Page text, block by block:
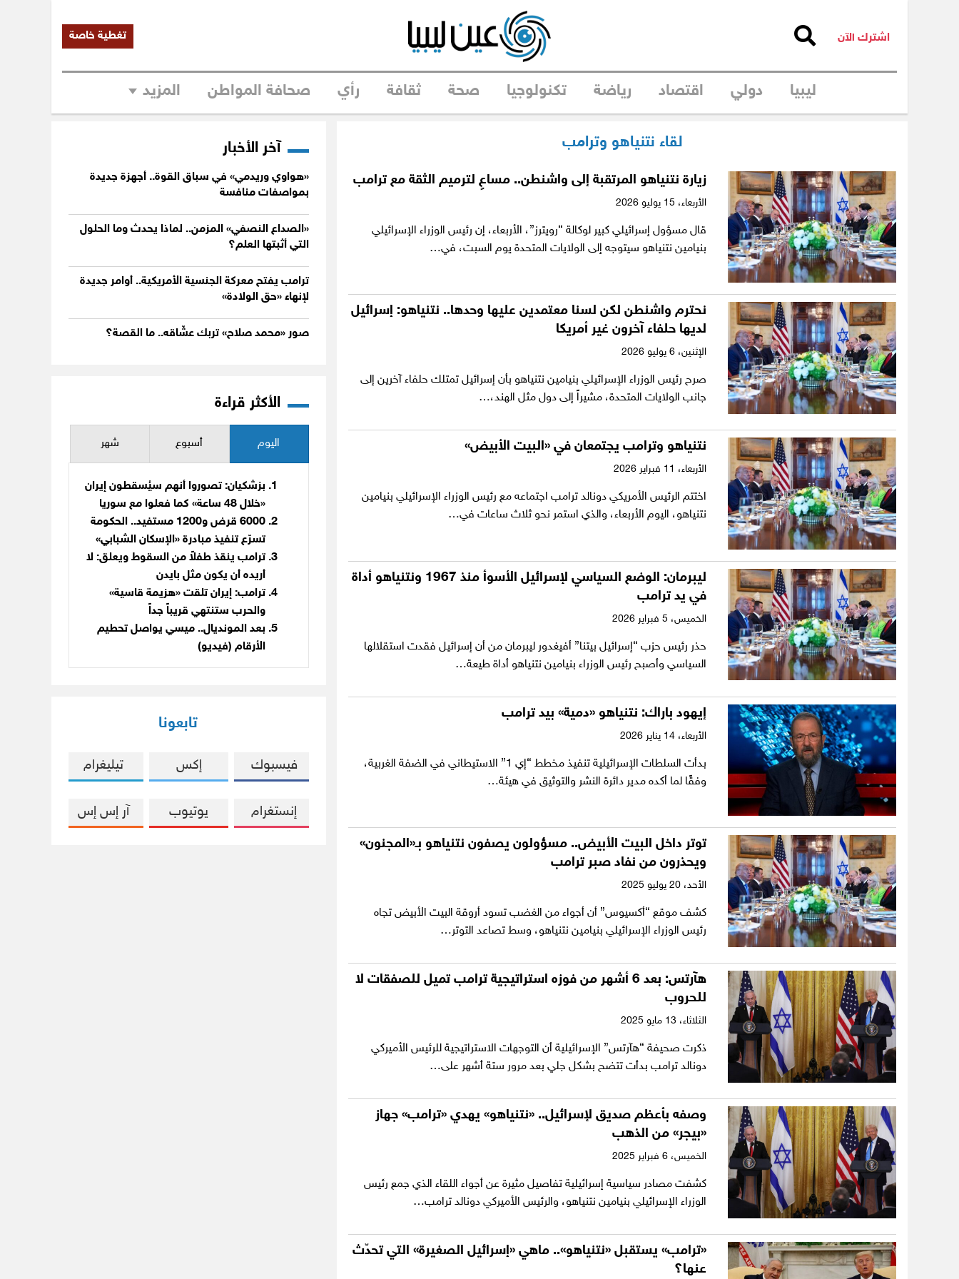
اشترك الآن تغطية خاصة
ليبيا دولي اقتصاد رياضة تكنولوجيا صحة ثقافة رأي صحافة المواطن المزيد
لقاء نتنياهو وترامب
زيارة نتنياهو المرتقبة إلى واشنطن.. مساعٍ لترميم الثقة مع ترامب
الأربعاء،
قال مسؤول إسرائيلي كبير لوكالة “رويترز”، الأربعاء، إن رئيس الوزراء الإسرائيلي
بنيامين نتنياهو سيتوجه إلى الولايات المتحدة يوم السبت، في…
نحترم واشنطن لكن لسنا معتمدين عليها وحدها.. نتنياهو: إسرائيل
لديها حلفاء آخرون غير أمريكا
الإثنين،
صرح رئيس الوزراء الإسرائيلي بنيامين نتنياهو بأن إسرائيل تمتلك حلفاء آخرين إلى
جانب الولايات المتحدة، مشيراً إلى دول مثل الهند،…
نتنياهو وترامب يجتمعان في «البيت الأبيض»
الأربعاء،
اختتم الرئيس الأمريكي دونالد ترامب اجتماعه مع رئيس الوزراء الإسرائيلي بنيامين
نتنياهو، اليوم الأربعاء، والذي استمر نحو ثلاث ساعات في…
ليبرمان: الوضع السياسي لإسرائيل الأسوأ منذ 1967 ونتنياهو أداة
في يد ترامب
الخميس،
حذر رئيس حزب “إسرائيل بيتنا” أفيغدور ليبرمان من أن إسرائيل فقدت استقلالها
السياسي وأصبح رئيس الوزراء بنيامين نتنياهو أداة طيعة…
إيهود باراك: نتنياهو «دمية» بيد ترامب
الأربعاء،
بدأت السلطات الإسرائيلية تنفيذ مخطط “إي 1” الاستيطاني في الضفة الغربية،
وفقًا لما أكده مدير دائرة النشر والتوثيق في هيئة…
توتر داخل البيت الأبيض.. مسؤولون يصفون نتنياهو بـ«المجنون»
ويحذرون من نفاد صبر ترامب
الأحد،
كشف موقع “أكسيوس” أن أجواء من الغضب تسود أروقة البيت الأبيض تجاه
رئيس الوزراء الإسرائيلي بنيامين نتنياهو، وسط تصاعد التوتر…
هآرتس: بعد 6 أشهر من فوزه استراتيجية ترامب تميل للصفقات لا
للحروب
الثلاثاء،
ذكرت صحيفة “هآرتس” الإسرائيلية أن التوجهات الاستراتيجية للرئيس الأميركي
دونالد ترامب بدأت تتضح بشكل جلي بعد مرور ستة أشهر على…
وصفه بأعظم صديق لإسرائيل.. «نتنياهو» يهدي «ترامب» جهاز
«بيجر» من الذهب
الخميس،
كشفت مصادر سياسية إسرائيلية تفاصيل مثيرة عن أجواء اللقاء الذي جمع رئيس
الوزراء الإسرائيلي بنيامين نتنياهو، والرئيس الأميركي دونالد ترامب…
«ترامب» يستقبل «نتنياهو».. ماهي «إسرائيل الصغيرة» التي تحدّث
عنها؟
آخر الأخبار
«هواوي وريدمي» في سباق القوة.. أجهزة جديدة
بمواصفات منافسة
«الصداع النصفي» المزمن.. لماذا يحدث وما الحلول
التي أثبتها العلم؟
ترامب يفتح معركة الجنسية الأمريكية.. أوامر جديدة
لإنهاء «حق الولادة»
صور «محمد صلاح» تربك عشّاقه.. ما القصة؟
الأكثر قراءة
اليوم أسبوع شهر
بزشكيان: تصوروا أنهم سيُسقطون إيران
«خلال 48 ساعة» كما فعلوا مع سوريا
6000 قرض و1200 مستفيد.. الحكومة
تسرّع تنفيذ مبادرة «الإسكان الشبابي»
ترامب ينقذ طفلاً من السقوط ويعلق: لا
أريده أن يكون مثل بايدن
ترامب: إيران تلقت «هزيمة قاسية»
والحرب ستنتهي قريباً جداً
بعد المونديال.. ميسي يواصل تحطيم
الأرقام (فيديو)
تابعونا
فيسبوك إكس تيليغرام
إنستغرام يوتيوب آر إس إس